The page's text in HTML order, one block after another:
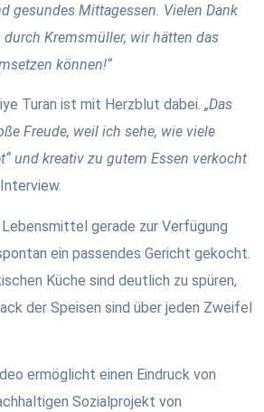
gesundes Mittagessen. Vielen Dank
Kremsmüller, wir hätten das
können!“
Turan ist mit Herzblut dabei. „Das
Freude, weil ich sehe, wie viele
und kreativ zu gutem Essen verkocht
gerade zur Verfügung
ein passendes Gericht gekocht.
Küche sind deutlich zu spüren,
der Speisen sind über jeden Zweifel
ermöglicht einen Eindruck von
Sozialprojekt von